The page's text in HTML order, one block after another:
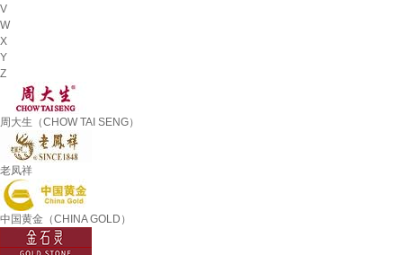
V
W
X
Y
Z
周大生（CHOW TAI SENG）
老凤祥
中国黄金（CHINA GOLD）